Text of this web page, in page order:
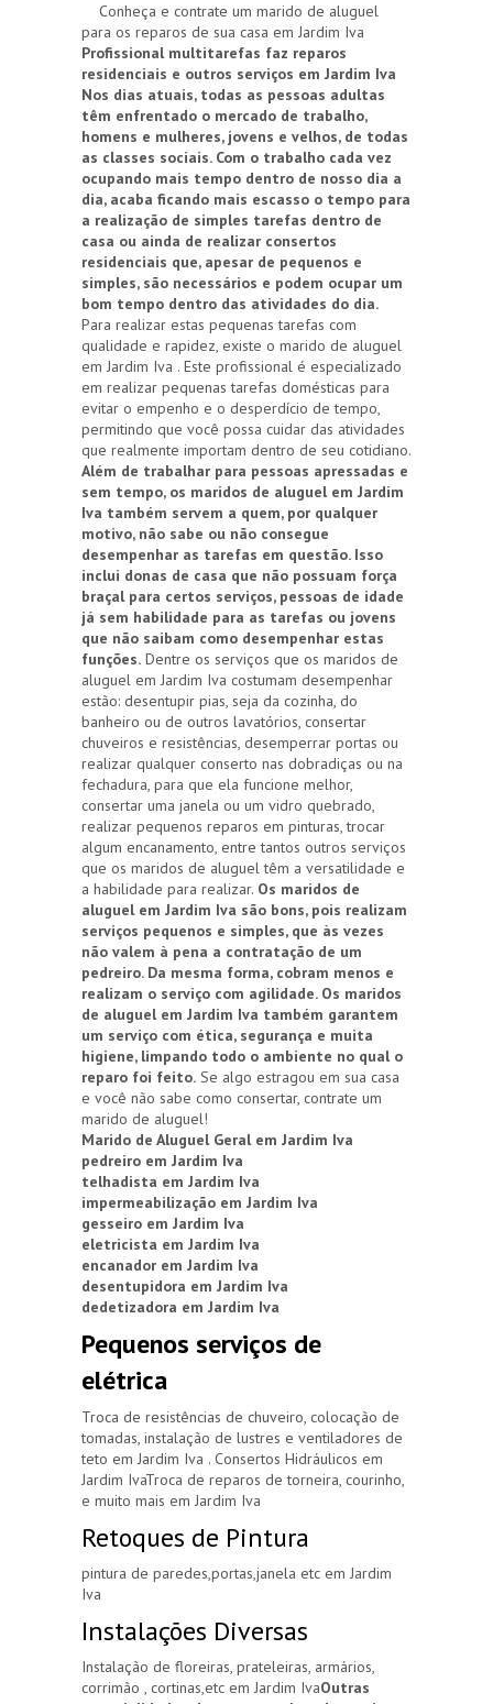
Conheça e contrate um marido de aluguel
para os reparos de sua casa em Jardim Iva
Profissional multitarefas faz reparos
residenciais e outros serviços em Jardim Iva
Nos dias atuais, todas as pessoas adultas
têm enfrentado o mercado de trabalho,
homens e mulheres, jovens e velhos, de todas
as classes sociais. Com o trabalho cada vez
ocupando mais tempo dentro de nosso dia a
dia, acaba ficando mais escasso o tempo para
a realização de simples tarefas dentro de
casa ou ainda de realizar consertos
residenciais que, apesar de pequenos e
simples, são necessários e podem ocupar um
bom tempo dentro das atividades do dia.
Para realizar estas pequenas tarefas com
qualidade e rapidez, existe o marido de aluguel
em Jardim Iva . Este profissional é especializado
em realizar pequenas tarefas domésticas para
evitar o empenho e o desperdício de tempo,
permitindo que você possa cuidar das atividades
que realmente importam dentro de seu cotidiano.
Além de trabalhar para pessoas apressadas e
sem tempo, os maridos de aluguel em Jardim
Iva também servem a quem, por qualquer
motivo, não sabe ou não consegue
desempenhar as tarefas em questão. Isso
inclui donas de casa que não possuam força
braçal para certos serviços, pessoas de idade
já sem habilidade para as tarefas ou jovens
que não saibam como desempenhar estas
funções. Dentre os serviços que os maridos de
aluguel em Jardim Iva costumam desempenhar
estão: desentupir pias, seja da cozinha, do
banheiro ou de outros lavatórios, consertar
chuveiros e resistências, desemperrar portas ou
realizar qualquer conserto nas dobradiças ou na
fechadura, para que ela funcione melhor,
consertar uma janela ou um vidro quebrado,
realizar pequenos reparos em pinturas, trocar
algum encanamento, entre tantos outros serviços
que os maridos de aluguel têm a versatilidade e
a habilidade para realizar. Os maridos de
aluguel em Jardim Iva são bons, pois realizam
serviços pequenos e simples, que às vezes
não valem à pena a contratação de um
pedreiro. Da mesma forma, cobram menos e
realizam o serviço com agilidade. Os maridos
de aluguel em Jardim Iva também garantem
um serviço com ética, segurança e muita
higiene, limpando todo o ambiente no qual o
reparo foi feito. Se algo estragou em sua casa
e você não sabe como consertar, contrate um
marido de aluguel!
Marido de Aluguel Geral em Jardim Iva
pedreiro em Jardim Iva
telhadista em Jardim Iva
impermeabilização em Jardim Iva
gesseiro em Jardim Iva
eletricista em Jardim Iva
encanador em Jardim Iva
desentupidora em Jardim Iva
dedetizadora em Jardim Iva
Pequenos serviços de
elétrica
Troca de resistências de chuveiro, colocação de
tomadas, instalação de lustres e ventiladores de
teto em Jardim Iva . Consertos Hidráulicos em
Jardim IvaTroca de reparos de torneira, courinho,
e muito mais em Jardim Iva
Retoques de Pintura
pintura de paredes,portas,janela etc em Jardim
Iva
Instalações Diversas
Instalação de floreiras, prateleiras, armários,
corrimão , cortinas,etc em Jardim IvaOutras